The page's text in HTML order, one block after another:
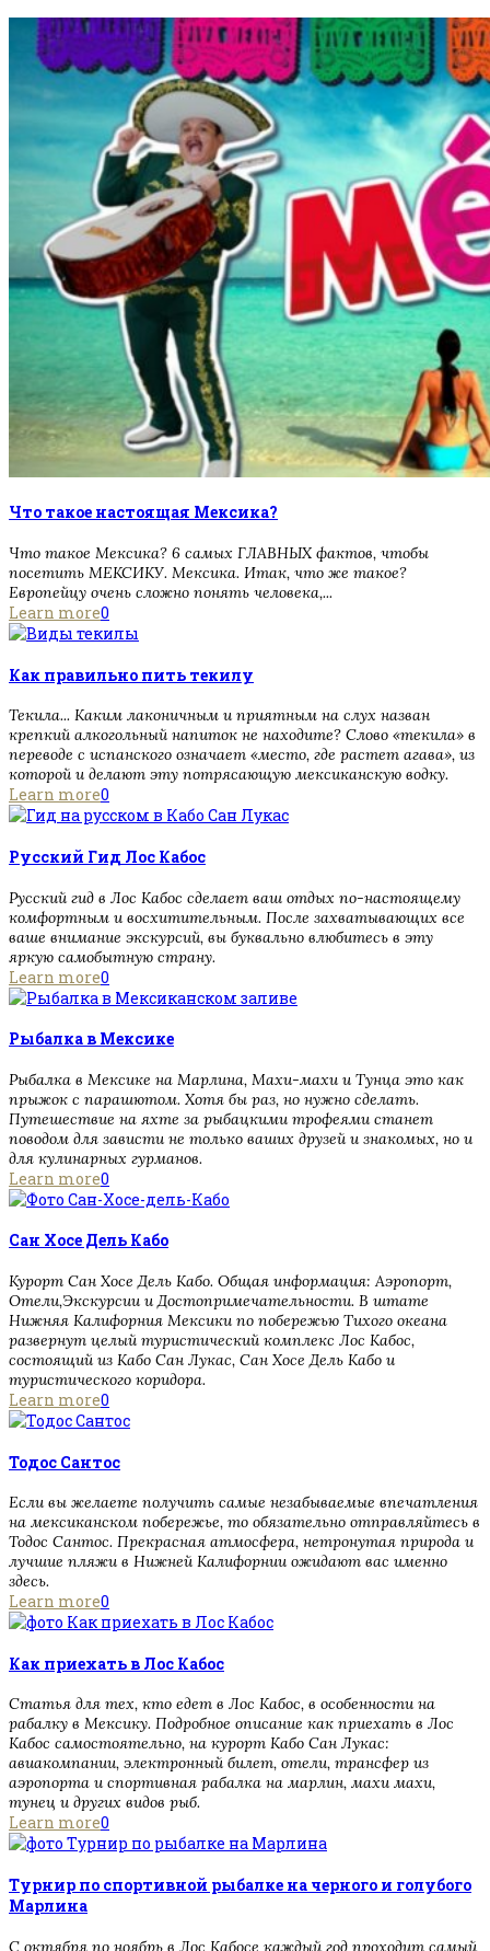
Что такое настоящая Мексика?
Что такое Мексика? 6 самых ГЛАВНЫХ фактов, чтобы
посетить МЕКСИКУ. Мексика. Итак, что же такое?
Европейцу очень сложно понять человека,...
Learn more0
Как правильно пить текилу
Текила... Каким лаконичным и приятным на слух назван
крепкий алкогольный напиток не находите? Слово «текила» в
переводе с испанского означает «место, где растет агава», из
которой и делают эту потрясающую мексиканскую водку.
Learn more0
Русский Гид Лос Кабос
Русский гид в Лос Кабос сделает ваш отдых по-настоящему
комфортным и восхитительным. После захватывающих все
ваше внимание экскурсий, вы буквально влюбитесь в эту
яркую самобытную страну.
Learn more0
Рыбалка в Мексике
Рыбалка в Мексике на Марлина, Махи-махи и Тунца это как
прыжок с парашютом. Хотя бы раз, но нужно сделать.
Путешествие на яхте за рыбацкими трофеями станет
поводом для зависти не только ваших друзей и знакомых, но и
для кулинарных гурманов.
Learn more0
Сан Хосе Дель Кабо
Курорт Сан Хосе Дель Кабо. Общая информация: Аэропорт,
Отели,Экскурсии и Достопримечательности. В штате
Нижняя Калифорния Мексики по побережью Тихого океана
развернут целый туристический комплекс Лос Кабос,
состоящий из Кабо Сан Лукас, Сан Хосе Дель Кабо и
туристического коридора.
Learn more0
Тодос Сантос
Если вы желаете получить самые незабываемые впечатления
на мексиканском побережье, то обязательно отправляйтесь в
Тодос Сантос. Прекрасная атмосфера, нетронутая природа и
лучшие пляжи в Нижней Калифорнии ожидают вас именно
здесь.
Learn more0
Как приехать в Лос Кабос
Статья для тех, кто едет в Лос Кабос, в особенности на
рабалку в Мексику. Подробное описание как приехать в Лос
Кабос самостоятельно, на курорт Кабо Сан Лукас:
авиакомпании, электронный билет, отели, трансфер из
аэропорта и спортивная рабалка на марлин, махи махи,
тунец и других видов рыб.
Learn more0
Турнир по спортивной рыбалке на черного и голубого
Марлина
С октября по ноябрь в Лос Кабосе каждый год проходит самый